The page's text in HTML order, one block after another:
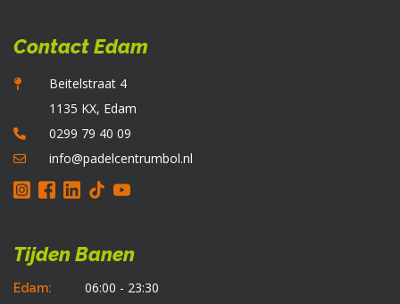
Contact Edam
Beitelstraat 4
1135 KX, Edam
0299 79 40 09
info@padelcentrumbol.nl
Tijden Banen
Edam:
06:00 - 23:30